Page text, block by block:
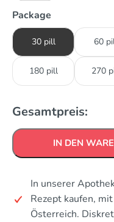
Package
30 pill 60
180 pill 270
Gesamtpreis:
IN DEN
In unserer
Rezept kaufen,
Österreich.